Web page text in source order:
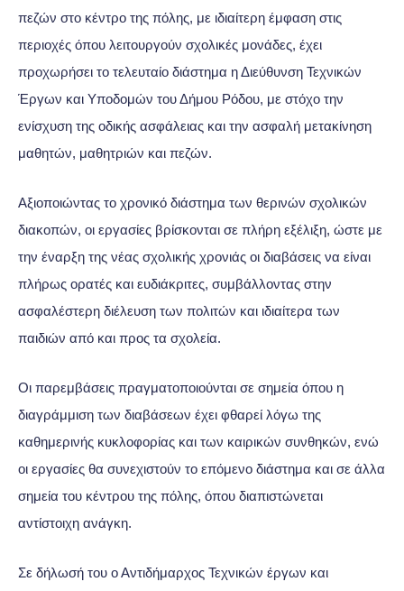
πεζών στο κέντρο της πόλης, με ιδιαίτερη έμφαση στις
περιοχές όπου λειτουργούν σχολικές μονάδες, έχει
προχωρήσει το τελευταίο διάστημα η Διεύθυνση Τεχνικών
Έργων και Υποδομών του Δήμου Ρόδου, με στόχο την
ενίσχυση της οδικής ασφάλειας και την ασφαλή μετακίνηση
μαθητών, μαθητριών και πεζών.
Αξιοποιώντας το χρονικό διάστημα των θερινών σχολικών
διακοπών, οι εργασίες βρίσκονται σε πλήρη εξέλιξη, ώστε με
την έναρξη της νέας σχολικής χρονιάς οι διαβάσεις να είναι
πλήρως ορατές και ευδιάκριτες, συμβάλλοντας στην
ασφαλέστερη διέλευση των πολιτών και ιδιαίτερα των
παιδιών από και προς τα σχολεία.
Οι παρεμβάσεις πραγματοποιούνται σε σημεία όπου η
διαγράμμιση των διαβάσεων έχει φθαρεί λόγω της
καθημερινής κυκλοφορίας και των καιρικών συνθηκών, ενώ
οι εργασίες θα συνεχιστούν το επόμενο διάστημα και σε άλλα
σημεία του κέντρου της πόλης, όπου διαπιστώνεται
αντίστοιχη ανάγκη.
Σε δήλωσή του ο Αντιδήμαρχος Τεχνικών έργων και